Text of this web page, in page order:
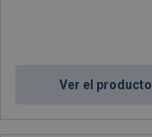
Ver el producto